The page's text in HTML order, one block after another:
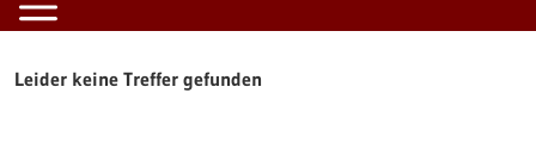
Leider keine Treffer gefunden